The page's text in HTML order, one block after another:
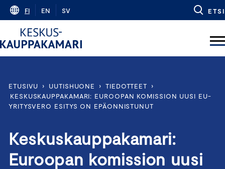
Skip
content
FI EN SV ETSI
ETUSIVU › UUTISHUONE › TIEDOTTEET
›
KESKUSKAUPPAKAMARI: EUROOPAN KOMISSION UUSI EU-
YRITYSVERO ESITYS ON EPÄONNISTUNUT
Keskuskauppakamari:
Euroopan komission uusi